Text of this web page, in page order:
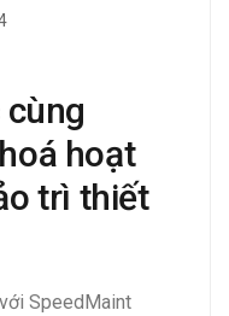
hoạt
trì thiết
SpeedMaint